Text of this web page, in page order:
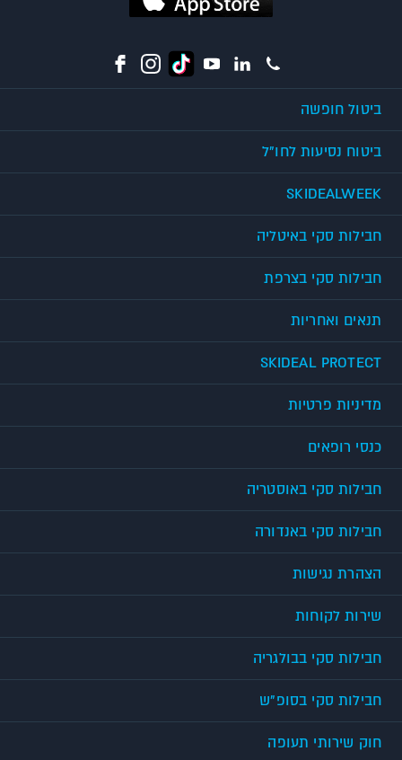
ביטול חופשה
ביטוח נסיעות לחו"ל
SKIDEALWEEK
חבילות סקי באיטליה
חבילות סקי בצרפת
תנאים ואחריות
SKIDEAL PROTECT
מדיניות פרטיות
כנסי רופאים
חבילות סקי באוסטריה
חבילות סקי באנדורה
הצהרת נגישות
שירות לקוחות
חבילות סקי בבולגריה
חבילות סקי בסופ"ש
חוק שירותי תעופה